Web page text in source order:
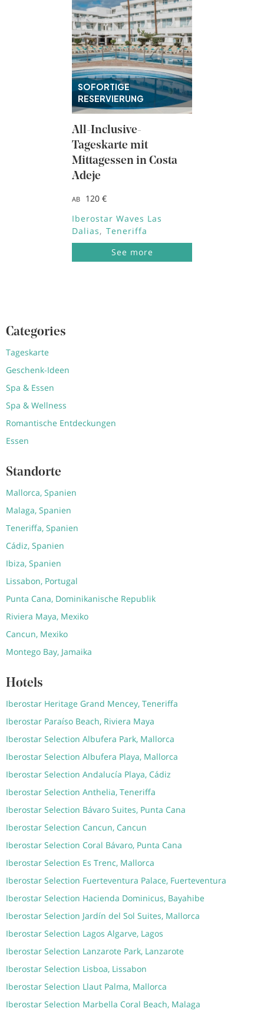
SOFORTIGE
RESERVIERUNG
All-Inclusive-
Tageskarte mit
Mittagessen in Costa
Adeje
AB
120 €
Iberostar Waves Las
Dalias
Teneriffa
See more
Categories
Tageskarte
Geschenk-Ideen
Spa & Essen
Spa & Wellness
Romantische Entdeckungen
Essen
Standorte
Mallorca, Spanien
Malaga, Spanien
Teneriffa, Spanien
Cádiz, Spanien
Ibiza, Spanien
Lissabon, Portugal
Punta Cana, Dominikanische Republik
Riviera Maya, Mexiko
Cancun, Mexiko
Montego Bay, Jamaika
Hotels
Iberostar Heritage Grand Mencey, Teneriffa
Iberostar Paraíso Beach, Riviera Maya
Iberostar Selection Albufera Park, Mallorca
Iberostar Selection Albufera Playa, Mallorca
Iberostar Selection Andalucía Playa, Cádiz
Iberostar Selection Anthelia, Teneriffa
Iberostar Selection Bávaro Suites, Punta Cana
Iberostar Selection Cancun, Cancun
Iberostar Selection Coral Bávaro, Punta Cana
Iberostar Selection Es Trenc, Mallorca
Iberostar Selection Fuerteventura Palace, Fuerteventura
Iberostar Selection Hacienda Dominicus, Bayahibe
Iberostar Selection Jardín del Sol Suites, Mallorca
Iberostar Selection Lagos Algarve, Lagos
Iberostar Selection Lanzarote Park, Lanzarote
Iberostar Selection Lisboa, Lissabon
Iberostar Selection Llaut Palma, Mallorca
Iberostar Selection Marbella Coral Beach, Malaga